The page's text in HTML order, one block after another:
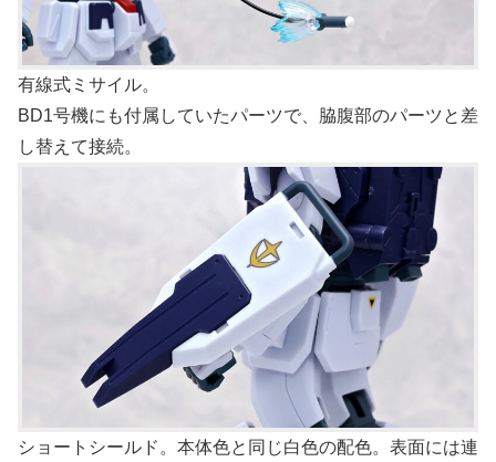
有線式ミサイル。
BD1号機にも付属していたパーツで、脇腹部のパーツと差
し替えて接続。
ショートシールド。本体色と同じ白色の配色。表面には連